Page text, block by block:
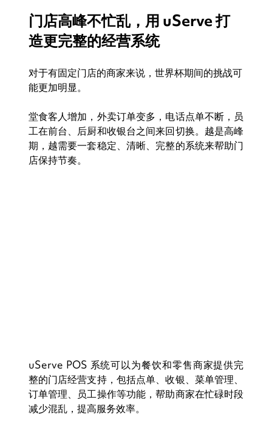
门店高峰不忙乱，用 uServe 打
造更完整的经营系统
对于有固定门店的商家来说，世界杯期间的挑战可
能更加明显。
堂食客人增加，外卖订单变多，电话点单不断，员
工在前台、后厨和收银台之间来回切换。越是高峰
期，越需要一套稳定、清晰、完整的系统来帮助门
店保持节奏。
uServe POS 系统可以为餐饮和零售商家提供完
整的门店经营支持，包括点单、收银、菜单管理、
订单管理、员工操作等功能，帮助商家在忙碌时段
减少混乱，提高服务效率。